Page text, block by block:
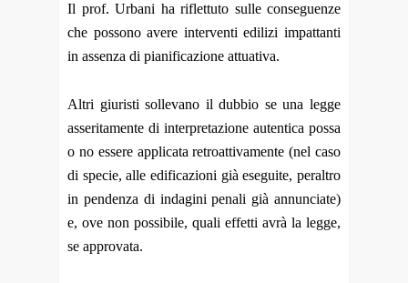
Il prof. Urbani ha riflettuto sulle conseguenze
che possono avere interventi edilizi impattanti
in assenza di pianificazione attuativa.
Altri giuristi sollevano il dubbio se una legge
asseritamente di interpretazione autentica possa
o no essere applicata retroattivamente (nel caso
di specie, alle edificazioni già eseguite, peraltro
in pendenza di indagini penali già annunciate)
e, ove non possibile, quali effetti avrà la legge,
se approvata.